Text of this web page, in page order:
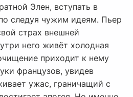
Элен, вступать в
следуя чужим идеям. Пьер
страх внешней
него живёт холодная
приходит к нему
французов, увидев
ужас, граничащий с